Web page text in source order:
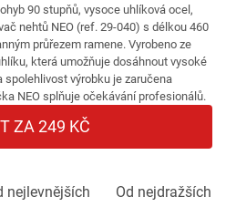
90 stupňů, vysoce uhlíková ocel,
nehtů NEO (ref. 29-040) s délkou 460
průřezem ramene. Vyrobeno ze
která umožňuje dosáhnout vysoké
výrobku je zaručena
NEO splňuje očekávání profesionálů.
ZA 249 KČ
nejlevnějších Od nejdražších